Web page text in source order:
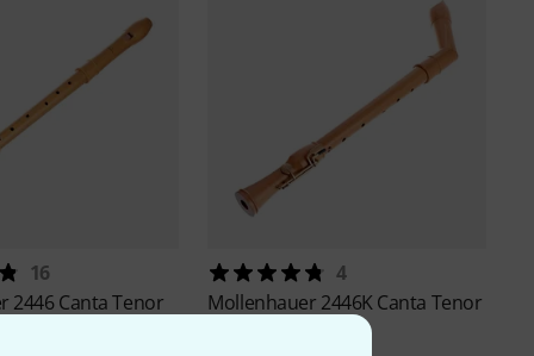
16
2446 Canta Tenor
4
Mollenhauer 2446K Canta Tenor